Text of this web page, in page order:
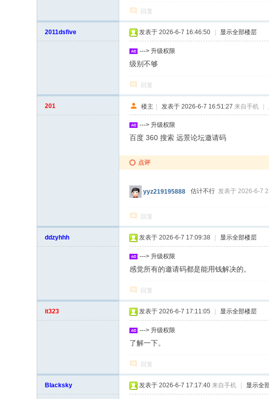
回复
2011dsfive 发表于 2026-6-7 16:46:50 显示全部楼层
---> 升级权限
级别不够
回复
201 楼主 | 发表于 2026-6-7 16:51:27 来自手机 |
---> 升级权限
百度 360 搜索 远景论坛邀请码
点评
yyz219195888 估计不行 发表于 2026-6-7
回复
ddzyhhh 发表于 2026-6-7 17:09:38 显示全部楼层
---> 升级权限
感觉所有的邀请码都是能用钱解决的。
回复
it323 发表于 2026-6-7 17:11:05 显示全部楼层
---> 升级权限
了解一下。
回复
Blacksky 发表于 2026-6-7 17:17:40 来自手机 显示全